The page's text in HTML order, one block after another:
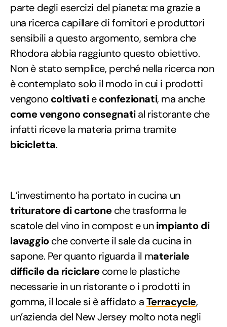
parte degli esercizi del pianeta: ma grazie a
una ricerca capillare di fornitori e produttori
sensibili a questo argomento, sembra che
Rhodora abbia raggiunto questo obiettivo.
Non è stato semplice, perché nella ricerca non
è contemplato solo il modo in cui i prodotti
vengono coltivatieconfezionati, ma anche
come vengono consegnatial ristorante che
infatti riceve la materia prima tramite
bicicletta.
L’investimento ha portato in cucina un
trituratore di cartoneche trasforma le
scatole del vino in compost e unimpianto di
lavaggioche converte il sale da cucina in
sapone. Per quanto riguarda il materiale
difficile da riciclarecome le plastiche
necessarie in un ristorante o i prodotti in
gomma, il locale si è affidato aTerracycle,
un’azienda del New Jersey molto nota negli